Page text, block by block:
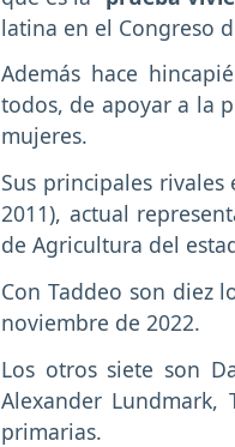
latina en el Congreso
Además hace
todos, de apoyar a la
mujeres.
Sus principales
2011), actual
de Agricultura del
Con Taddeo son diez
noviembre de 2022.
Los otros siete son
Alexander
primarias.